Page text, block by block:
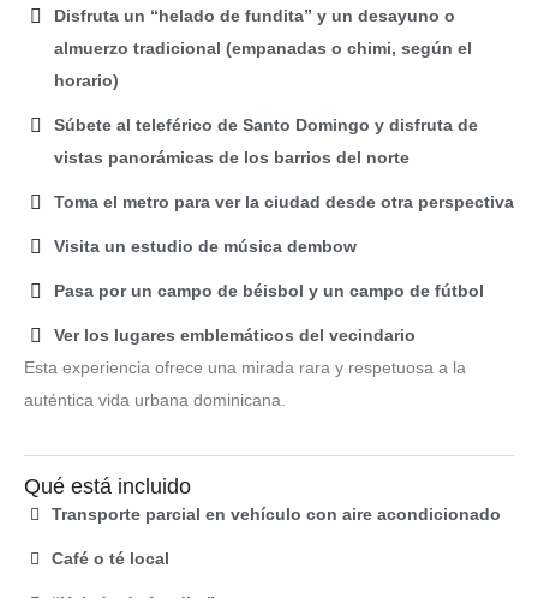
Disfruta un “helado de fundita” y un desayuno o
almuerzo tradicional (empanadas o chimi, según el
horario)
Súbete al teleférico de Santo Domingo y disfruta de
vistas panorámicas de los barrios del norte
Toma el metro para ver la ciudad desde otra perspectiva
Visita un estudio de música dembow
Pasa por un campo de béisbol y un campo de fútbol
Ver los lugares emblemáticos del vecindario
Esta experiencia ofrece una mirada rara y respetuosa a la
auténtica vida urbana dominicana.
Qué está incluido
Transporte parcial en vehículo con aire acondicionado
Café o té local